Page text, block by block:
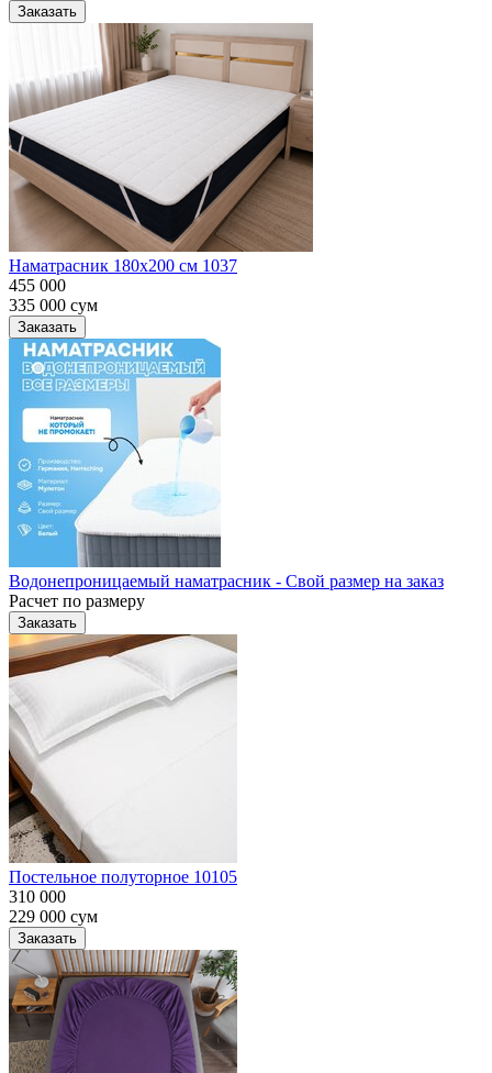
Заказать
Наматрасник 180х200 см 1037
455 000
335 000 сум
Заказать
Водонепроницаемый наматрасник - Свой размер на заказ
Расчет по размеру
Заказать
Постельное полуторное 10105
310 000
229 000 сум
Заказать